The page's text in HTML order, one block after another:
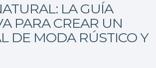
LA GUÍA
PARA CREAR UN
DE MODA RÚSTICO Y